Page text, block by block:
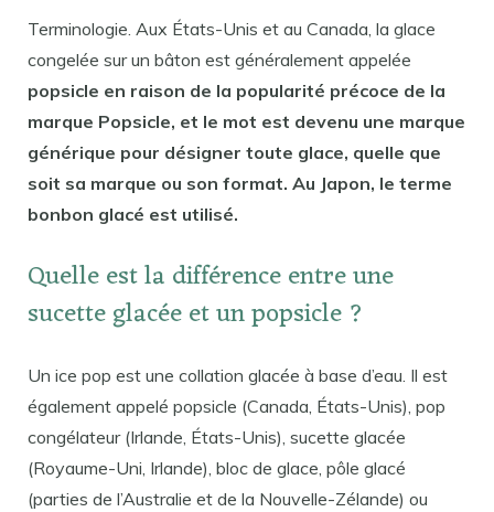
Terminologie. Aux États-Unis et au Canada, la glace
congelée sur un bâton est généralement appelée
popsicle en raison de la popularité précoce de la
marque Popsicle, et le mot est devenu une marque
générique pour désigner toute glace, quelle que
soit sa marque ou son format. Au Japon, le terme
bonbon glacé est utilisé.
Quelle est la différence entre une
sucette glacée et un popsicle ?
Un ice pop est une collation glacée à base d’eau. Il est
également appelé popsicle (Canada, États-Unis), pop
congélateur (Irlande, États-Unis), sucette glacée
(Royaume-Uni, Irlande), bloc de glace, pôle glacé
(parties de l’Australie et de la Nouvelle-Zélande) ou